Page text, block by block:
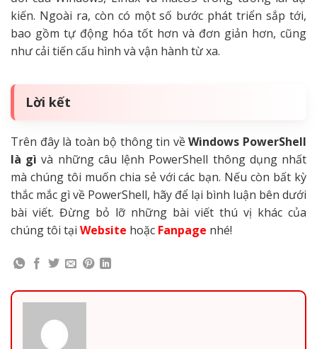
kiến. Ngoài ra, còn có một số bước phát triển sắp tới,
bao gồm tự động hóa tốt hơn và đơn giản hơn, cũng
như cải tiến cấu hình và vận hành từ xa.
Lời kết
Trên đây là toàn bộ thông tin vềWindows PowerShell
là gì và những câu lệnh PowerShell thông dụng nhất
mà chúng tôi muốn chia sẻ với các bạn. Nếu còn bất kỳ
thắc mắc gì về PowerShell, hãy để lại bình luận bên dưới
bài viết. Đừng bỏ lỡ những bài viết thú vị khác của
chúng tôi tại Website hoặc Fanpage nhé!